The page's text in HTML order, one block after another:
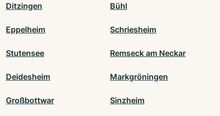
Ditzingen Bühl
Eppelheim Schriesheim
Stutensee Remseck am Neckar
Deidesheim Markgröningen
Großbottwar Sinzheim